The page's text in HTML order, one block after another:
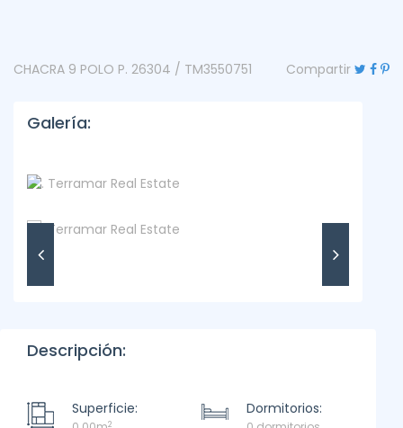
CHACRA 9 POLO P. 26304 / TM3550751 Compartir
Galería:
Descripción:
Superficie:
2
Dormitorios: